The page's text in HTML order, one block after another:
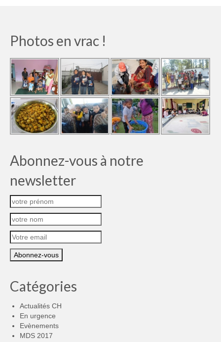
Photos en vrac !
Abonnez-vous à notre
newsletter
Catégories
Actualités CH
En urgence
Evènements
MDS 2017